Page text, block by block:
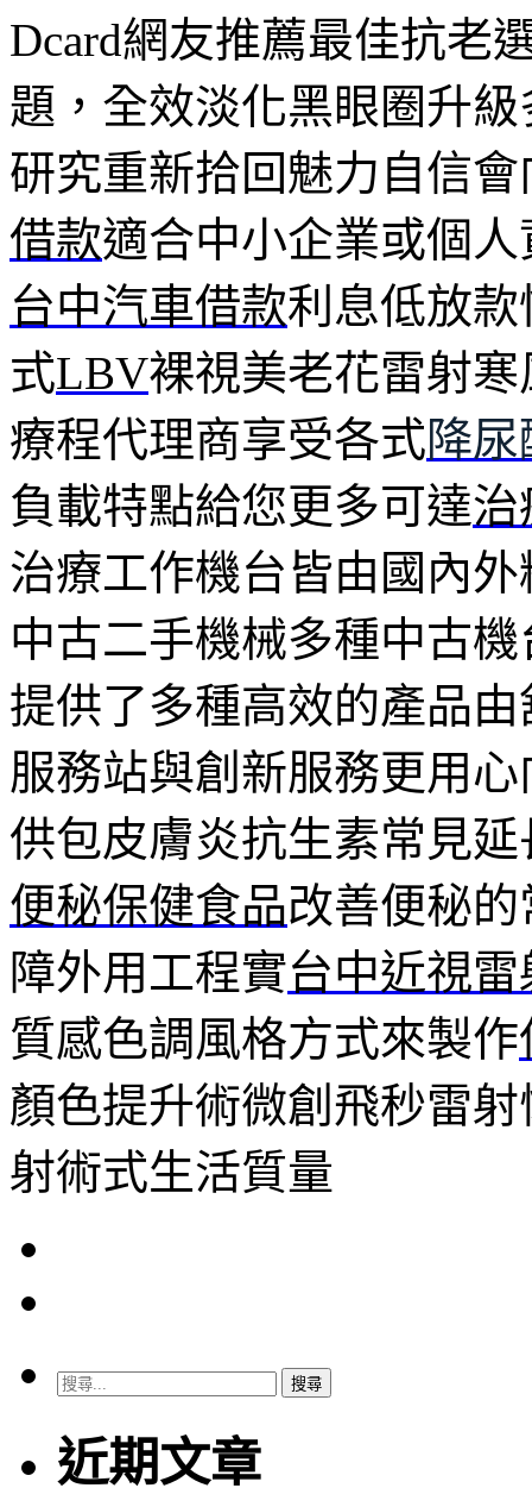
Dcard網友推薦最佳抗老
題，全效淡化黑眼圈升
研究重新拾回魅力自信
借款適合中小企業或個
台中汽車借款利息低放
式LBV裸視美老花雷射
療程代理商享受各式降
負載特點給您更多可達治
治療工作機台皆由國內
中古二手機械多種中古
提供了多種高效的產品
服務站與創新服務更用
供包皮膚炎抗生素常見
便秘保健食品改善便秘
障外用工程實台中近視雷
質感色調風格方式來製作
顏色提升術微創飛秒雷
射術式生活質量
搜
關
鍵
近期文章